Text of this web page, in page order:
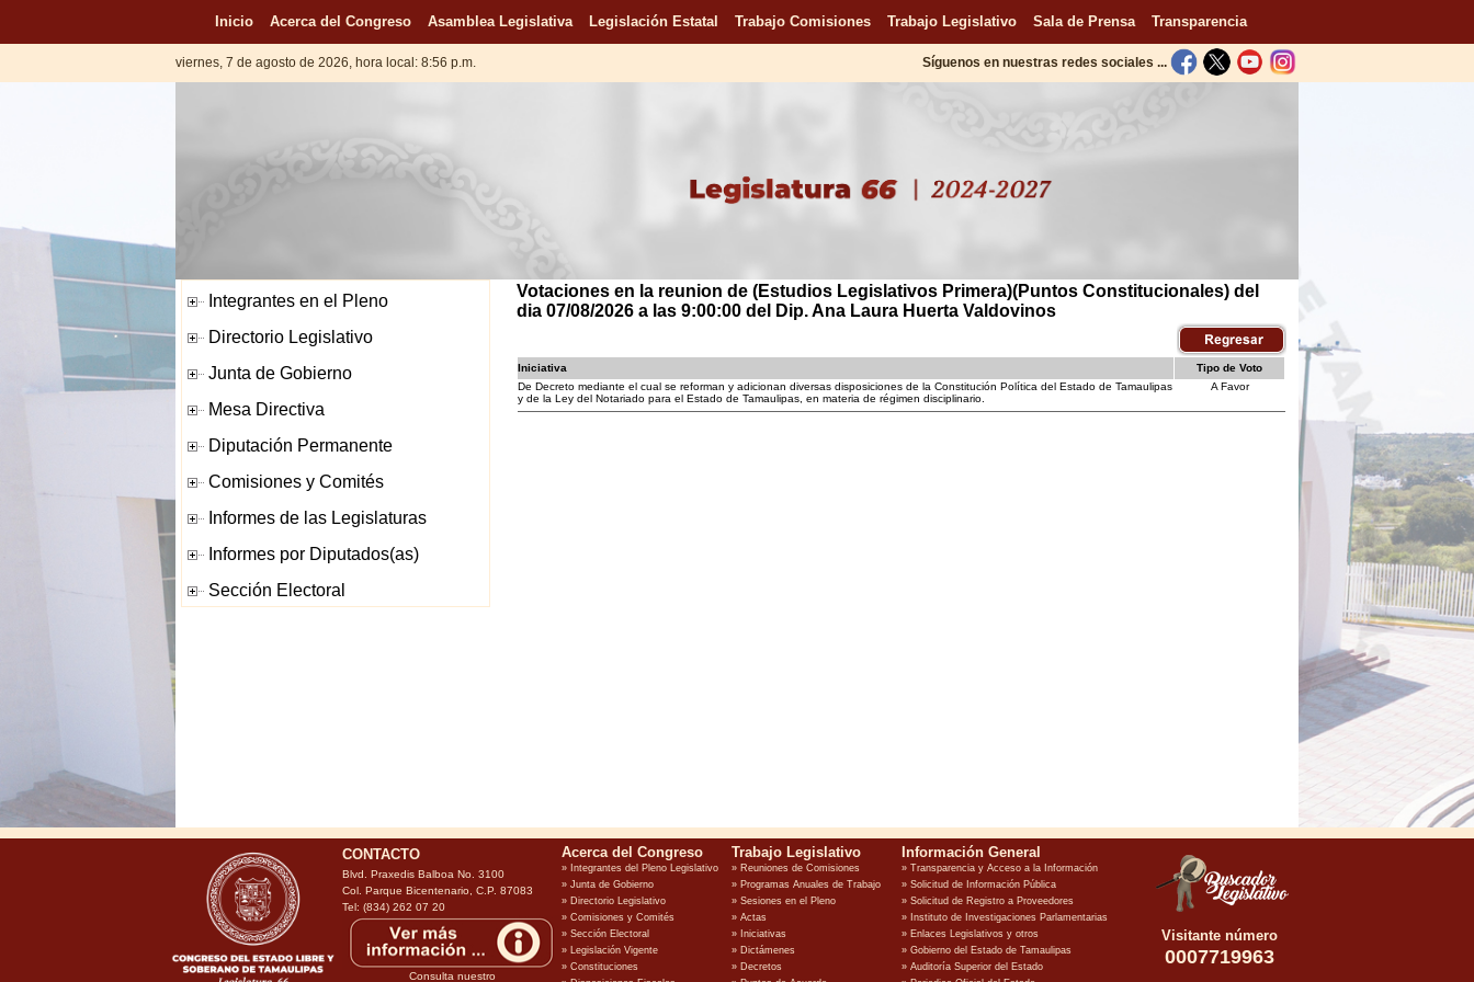
Inicio Acerca del Congreso Asamblea Legislativa Legislación Estatal Trabajo Comisiones Trabajo Legislativo Sala de Prensa Transparencia
viernes, 7 de agosto de 2026, hora local: 8:56 p.m. Síguenos en nuestras redes sociales ...
Votaciones en la reunion de (Estudios Legislativos Primera)(Puntos Constitucionales) del
dia 07/08/2026 a las 9:00:00 del Dip. Ana Laura Huerta Valdovinos
Iniciativa
Tipo de Voto
De Decreto mediante el cual se reforman y adicionan diversas disposiciones de la Constitución Política del Estado de Tamaulipas
y de la Ley del Notariado para el Estado de Tamaulipas, en materia de régimen disciplinario.
A Favor
CONTACTO
Blvd. Praxedis Balboa No. 3100
Col. Parque Bicentenario, C.P. 87083
Tel: (834) 262 07 20
Consulta nuestro